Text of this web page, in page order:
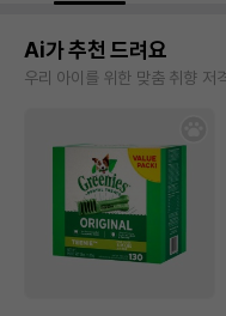
Ai가 추천 드려요
우리 아이를 위한 맞춤 취향 저